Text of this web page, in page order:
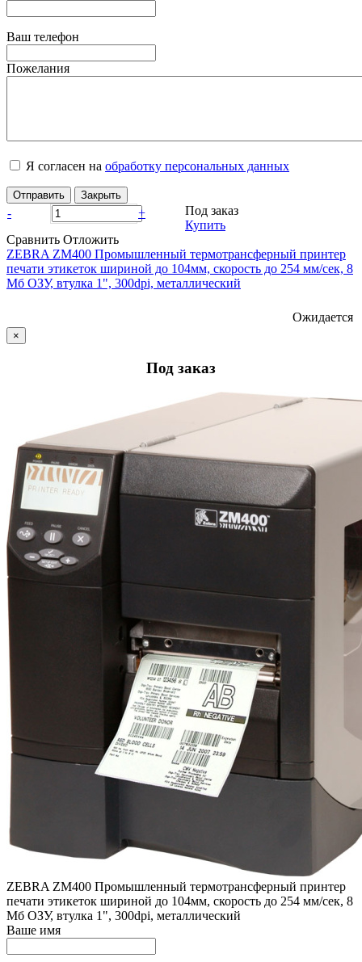
Ваш телефон
Пожелания
Я согласен на обработку персональных данных
Отправить Закрыть
- +
Под заказ
Купить
Сравнить Отложить
ZEBRA ZM400 Промышленный термотрансферный принтер
печати этикеток шириной до 104мм, скорость до 254 мм/сек, 8
Мб ОЗУ, втулка 1", 300dpi, металлический
Ожидается
×
Под заказ
ZEBRA ZM400 Промышленный термотрансферный принтер
печати этикеток шириной до 104мм, скорость до 254 мм/сек, 8
Мб ОЗУ, втулка 1", 300dpi, металлический
Ваше имя